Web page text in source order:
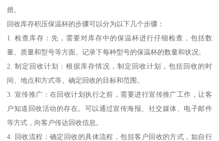
措。
回收库存积压保温杯的步骤可以分为以下几个步骤：
1. 检查库存：先，需要对库存中的保温杯进行仔细检查，包括数
量、质量和型号等方面。记录下每种型号的保温杯的数量和状况。
2. 制定回收计划：根据库存情况，制定回收计划，包括回收的时
间、地点和方式等。确定回收的目标和范围。
3. 宣传推广：在回收计划执行之前，需要进行宣传推广工作，让客
户知道回收活动的存在。可以通过宣传海报、社交媒体、电子邮件
等方式，向客户传达回收信息。
4. 回收流程：确定回收的具体流程，包括客户回收的方式，如自行